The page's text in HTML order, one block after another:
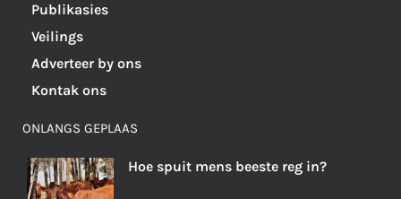
Publikasies
Veilings
Adverteer by ons
Kontak ons
ONLANGS GEPLAAS
Hoe spuit mens beeste reg in?